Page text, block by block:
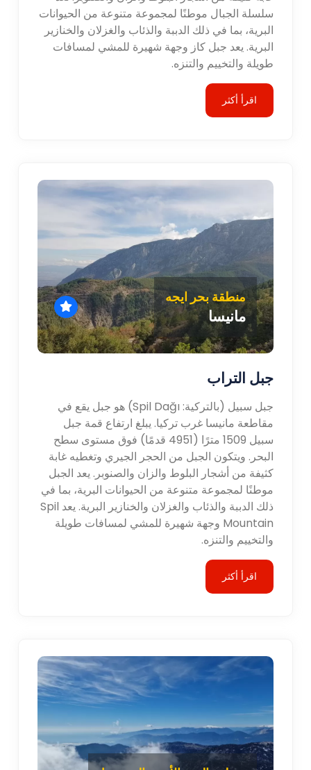
سلسلة الجبال موطنًا لمجموعة متنوعة من الحيوانات
البرية، بما في ذلك الدببة والذئاب والغزلان والخنازير
البرية. يعد جبل كاز وجهة شهيرة للمشي لمسافات
طويلة والتخييم والتنزه.
اقرأ أكثر
منطقة بحر ايجه
مانيسا
جبل التراب
جبل سبيل (بالتركية: Spil Dağı) هو جبل يقع في
مقاطعة مانيسا غرب تركيا. يبلغ ارتفاع قمة جبل
سبيل 1509 مترًا (4951 قدمًا) فوق مستوى سطح
البحر. ويتكون الجبل من الحجر الجيري وتغطيه غابة
كثيفة من أشجار البلوط والزان والصنوبر. يعد الجبل
موطنًا لمجموعة متنوعة من الحيوانات البرية، بما في
ذلك الدببة والذئاب والغزلان والخنازير البرية. يعد Spil
Mountain وجهة شهيرة للمشي لمسافات طويلة
والتخييم والتنزه.
اقرأ أكثر